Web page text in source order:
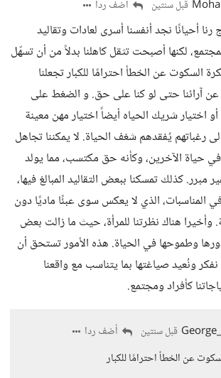
قبل سنتين أضف ردا
أحيانًا نجد أنفسنا أسرى لعادات وتقاليد
لكنها أصبحت تثقل كاهلنا بدلاً من أن تسهّل
السكوت عن الخطأ احترامًا للكبار تجعلنا
عن آرائنا حتى لو كنا على حق. و الضغط على
اختيار شريك الحياه أيضاً اختيار مهن معينة
رغباتهم يُفقدهم شغف الحياة. لا يمكننا تجاهل
في حياة الآخرين، وكأنه حق مكتسب، مما يولد
كذلك تمسكنا ببعض التقاليد المبالغ فيها،
المناسبات، الذي لا يعكس سوى عبئًا ماديًا دون
هناك نظرتنا للمرأة، حيث ما زالت بعض
وطموحها في الحياة. هذه الأمور تستحق أن
ونُعيد صياغتها بما يتناسب مع واقعنا
كأفراد ومجتمع.
قبل سنتين
أضف ردا
عن الخطأ احترامًا للكبار